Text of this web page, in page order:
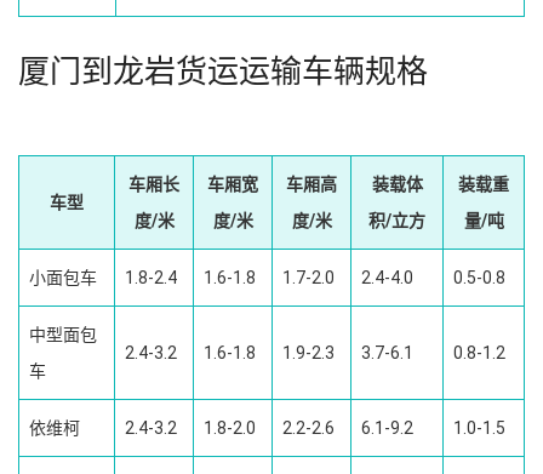
厦门到龙岩货运运输车辆规格
车型
车厢长
度/米
车厢宽
度/米
车厢高
度/米
装载体
积/立方
装载重
量/吨
小面包车 1.8-2.4 1.6-1.8 1.7-2.0 2.4-4.0 0.5-0.8
中型面包
车
2.4-3.2 1.6-1.8 1.9-2.3 3.7-6.1 0.8-1.2
依维柯 2.4-3.2 1.8-2.0 2.2-2.6 6.1-9.2 1.0-1.5